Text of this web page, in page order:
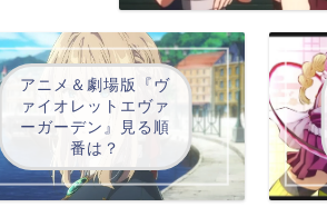
アニメ＆劇場版『ヴ
ァイオレットエヴァ
ーガーデン』見る順
番は？